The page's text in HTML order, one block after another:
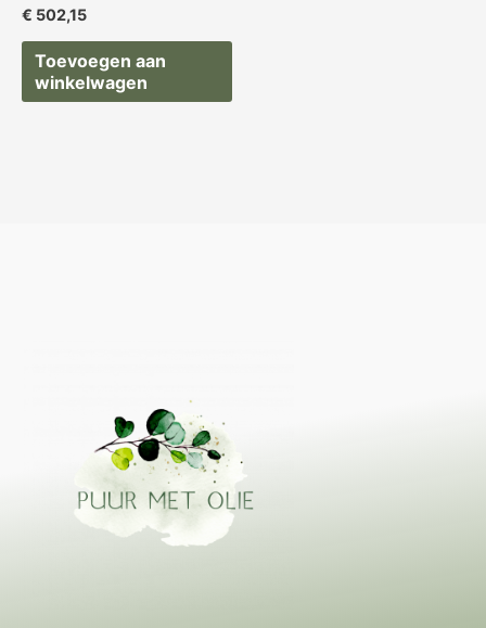
€ 502,15
Toevoegen aan
winkelwagen